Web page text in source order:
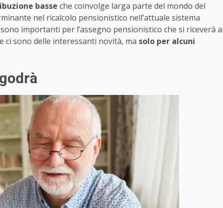
basse che coinvolge larga parte del mondo del
nel ricalcolo pensionistico nell’attuale sistema
importanti per l’assegno pensionistico che si riceverà
ci sono delle interessanti novità, ma solo per alcuni